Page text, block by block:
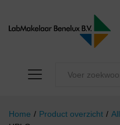
Home / Product overzicht / All